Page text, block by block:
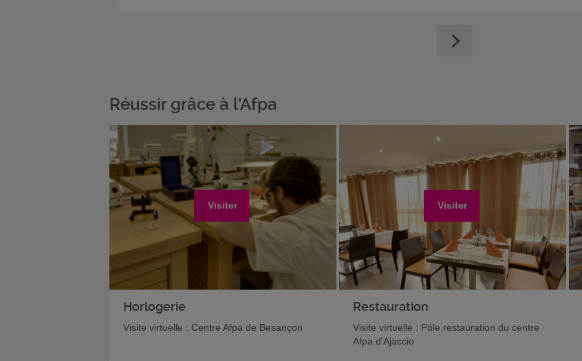
Réussir grâce à l'Afpa
Visiter
Horlogerie
Visite virtuelle : Centre Afpa de Besançon
Visiter
Restauration
Visite virtuelle : Pôle restauration du centre
Afpa d'Ajaccio